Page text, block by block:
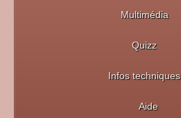
Multimédia
Quizz
Infos techniques
Aide